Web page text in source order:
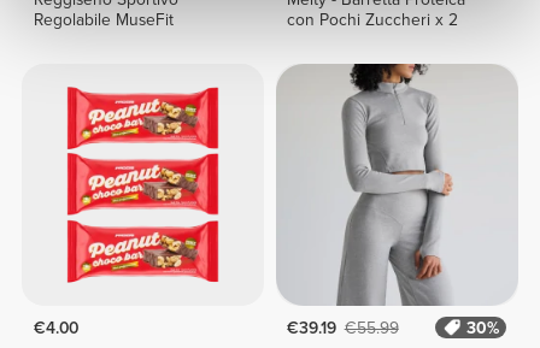
Regolabile MuseFit
con Pochi Zuccheri x 2
€4.00
€39.19 €55.99
30%